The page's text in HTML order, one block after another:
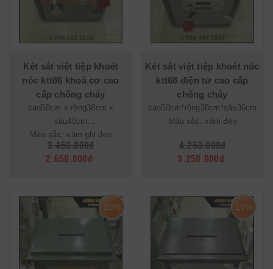
Két sắt việt tiệp khoét
nóc ktt86 khoá cơ cao
cấp chống cháy
cao50cm x rộng38cm x
sâu40cm
Màu sắc: xám ghi đen
3.450.000đ
2.650.000đ
Két sắt việt tiệp khoét nóc
ktt68 điện tử cao cấp
chống cháy
cao50cm*rộng38cm*sâu36cm
Màu sắc: xám đen
4.250.000đ
3.250.000đ
23% 19%